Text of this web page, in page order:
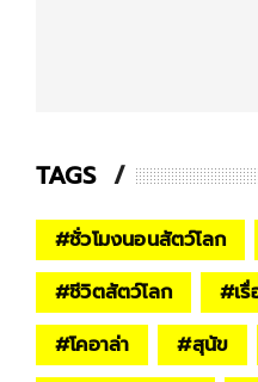
TAGS
#ชั่วโมงนอนสัตว์โลก
#ชีวิตสัตว์โลก #เ
#โคอาล่า #สุนัข